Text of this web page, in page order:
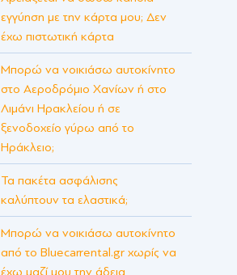
εγγύηση με την κάρτα μου; Δεν
έχω πιστωτική κάρτα
Μπορώ να νοικιάσω αυτοκίνητο
στο Αεροδρόμιο Χανίων ή στο
Λιμάνι Ηρακλείου ή σε
ξενοδοχείο γύρω από το
Ηράκλειο;
Τα πακέτα ασφάλισης
καλύπτουν τα ελαστικά;
Μπορώ να νοικιάσω αυτοκίνητο
από το Bluecarrental.gr χωρίς να
έχω μαζί μου την άδεια